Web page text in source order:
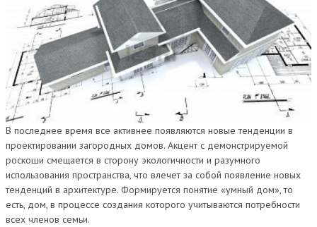
В последнее время все активнее появляются новые тенденции в
проектировании загородных домов. Акцент с демонстрируемой
роскоши смещается в сторону экологичности и разумного
использования пространства, что влечет за собой появление новых
тенденций в архитектуре. Формируется понятие «умный дом», то
есть, дом, в процессе создания которого учитываются потребности
всех членов семьи.